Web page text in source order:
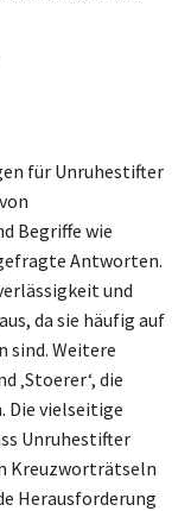
für Unruhestifter
Begriffe wie
gefragte Antworten.
und
da sie häufig auf
sind. Weitere
‚Stoerer‘, die
Die vielseitige
Unruhestifter
Kreuzworträtseln
Herausforderung